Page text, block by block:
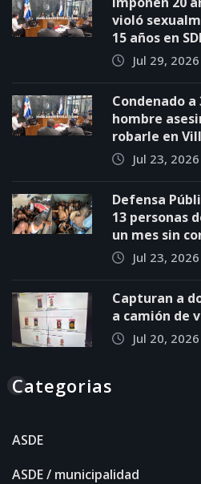
violó
15 años en
Jul 29, 2026
Condenado a
hombre
robarle en
Jul 23, 2026
Defensa
13 personas
un mes sin
Jul 23, 2026
Capturan a
a camión de
Jul 20, 2026
Categorias
ASDE
ASDE / municipalidad